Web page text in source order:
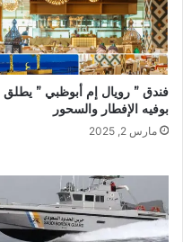
فندق ” رويال إم أبوظبي ” يطلق
بوفيه الإفطار والسحور
مارس 2, 2025